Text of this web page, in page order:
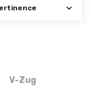
V-Zug